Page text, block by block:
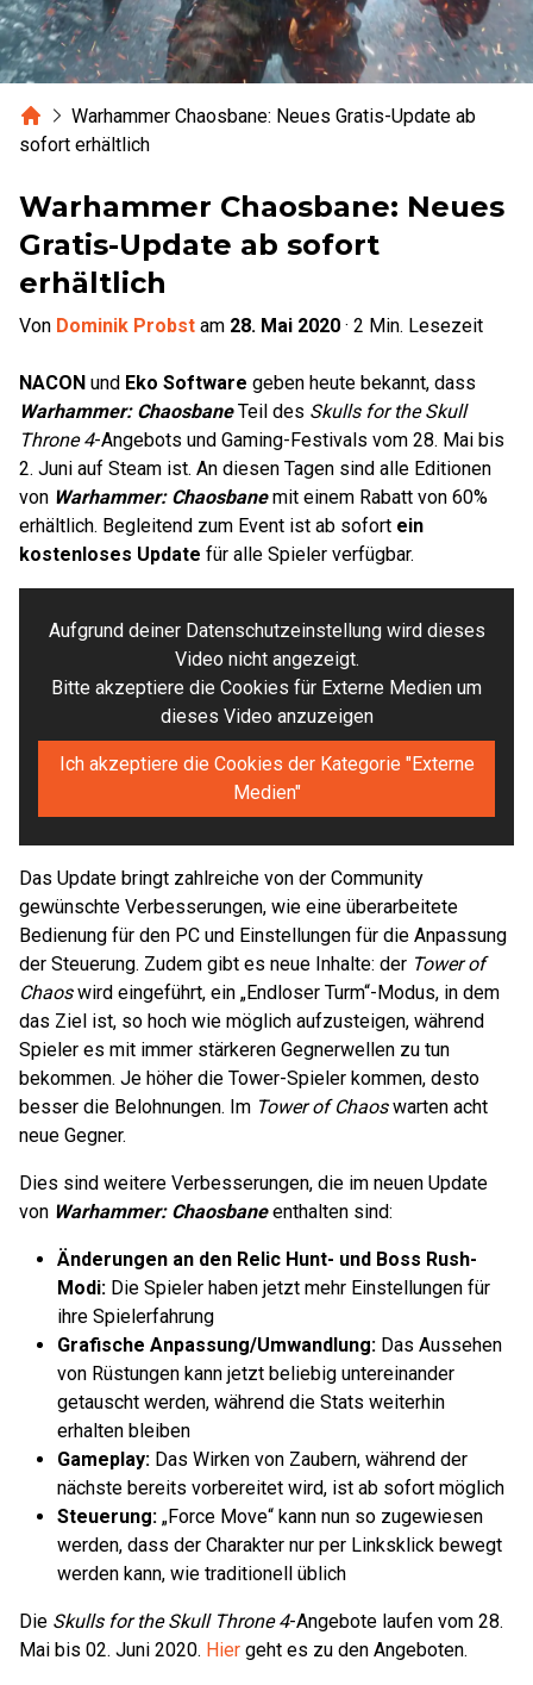
HomeWarhammer Chaosbane: Neues Gratis-Update ab
sofort erhältlich
Warhammer Chaosbane: Neues
Gratis-Update ab sofort
erhältlich
Von Dominik Probst am 28. Mai 2020 · 2 Min. Lesezeit
NACON und Eko Software geben heute bekannt, dass
Warhammer: ChaosbaneTeil des Skulls for the Skull
Throne 4-Angebots und Gaming-Festivals vom 28. Mai bis
2. Juni auf Steam ist. An diesen Tagen sind alle Editionen
von Warhammer: Chaosbanemit einem Rabatt von 60%
erhältlich. Begleitend zum Event ist ab sofort ein
kostenloses Update für alle Spieler verfügbar.
Aufgrund deiner Datenschutzeinstellung wird dieses
Video nicht angezeigt.
Bitte akzeptiere die Cookies für Externe Medien um
dieses Video anzuzeigen
Ich akzeptiere die Cookies der Kategorie "Externe
Medien"
Das Update bringt zahlreiche von der Community
gewünschte Verbesserungen, wie eine überarbeitete
Bedienung für den PC und Einstellungen für die Anpassung
der Steuerung. Zudem gibt es neue Inhalte: der Tower of
Chaoswird eingeführt, ein „Endloser Turm“-Modus, in dem
das Ziel ist, so hoch wie möglich aufzusteigen, während
Spieler es mit immer stärkeren Gegnerwellen zu tun
bekommen. Je höher die Tower-Spieler kommen, desto
besser die Belohnungen. Im Tower of Chaoswarten acht
neue Gegner.
Dies sind weitere Verbesserungen, die im neuen Update
von Warhammer: Chaosbaneenthalten sind:
Änderungen an den Relic Hunt- und Boss Rush-
Modi: Die Spieler haben jetzt mehr Einstellungen für
ihre Spielerfahrung
Grafische Anpassung/Umwandlung: Das Aussehen
von Rüstungen kann jetzt beliebig untereinander
getauscht werden, während die Stats weiterhin
erhalten bleiben
Gameplay: Das Wirken von Zaubern, während der
nächste bereits vorbereitet wird, ist ab sofort möglich
Steuerung: „Force Move“ kann nun so zugewiesen
werden, dass der Charakter nur per Linksklick bewegt
werden kann, wie traditionell üblich
Die Skulls for the Skull Throne 4-Angebote laufen vom 28.
Mai bis 02. Juni 2020. Hier geht es zu den Angeboten.